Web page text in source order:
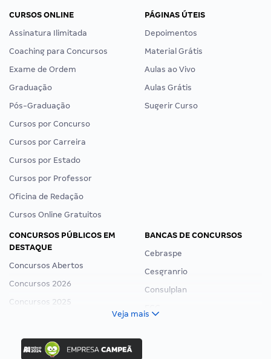
CURSOS ONLINE
Assinatura Ilimitada
Coaching para Concursos
Exame de Ordem
Graduação
Pós-Graduação
Cursos por Concurso
Cursos por Carreira
Cursos por Estado
Cursos por Professor
Oficina de Redação
Cursos Online Gratuitos
PÁGINAS ÚTEIS
Depoimentos
Material Grátis
Aulas ao Vivo
Aulas Grátis
Sugerir Curso
CONCURSOS PÚBLICOS EM
DESTAQUE
Concursos Abertos
Concursos 2026
Concursos 2025
Concurso Ibama
Concurso MPU
BANCAS DE CONCURSOS
Cebraspe
Cesgranrio
Consulplan
Veja mais